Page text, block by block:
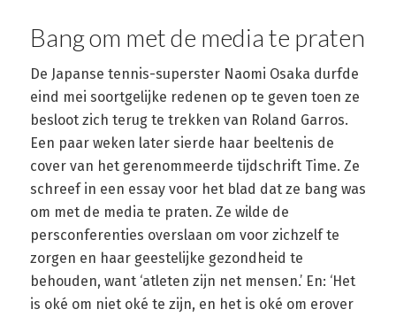
Bang om met de media te praten
De Japanse tennis-superster Naomi Osaka durfde
eind mei soortgelijke redenen op te geven toen ze
besloot zich terug te trekken van Roland Garros.
Een paar weken later sierde haar beeltenis de
cover van het gerenommeerde tijdschrift Time. Ze
schreef in een essay voor het blad dat ze bang was
om met de media te praten. Ze wilde de
persconferenties overslaan om voor zichzelf te
zorgen en haar geestelijke gezondheid te
behouden, want ‘atleten zijn net mensen.’ En: ‘Het
is oké om niet oké te zijn, en het is oké om erover